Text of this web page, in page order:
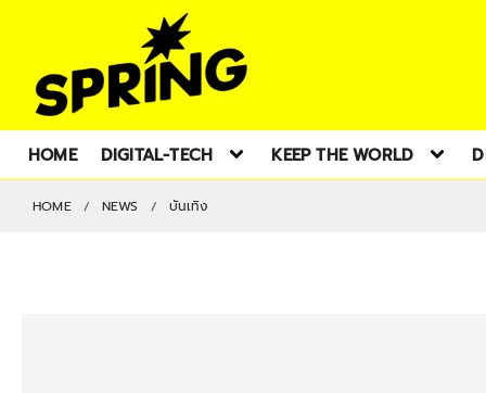
HOME DIGITAL-TECH KEEP THE WORLD
HOME NEWS บันเทิง